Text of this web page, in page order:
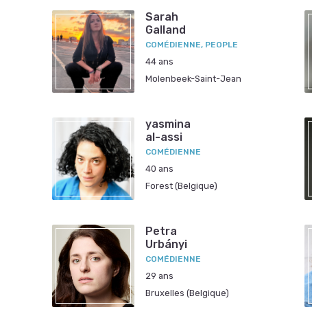
Sarah
Galland
COMÉDIENNE, PEOPLE
44 ans
Molenbeek-Saint-Jean
yasmina
al-assi
COMÉDIENNE
40 ans
Forest (Belgique)
Petra
Urbányi
COMÉDIENNE
29 ans
Bruxelles (Belgique)